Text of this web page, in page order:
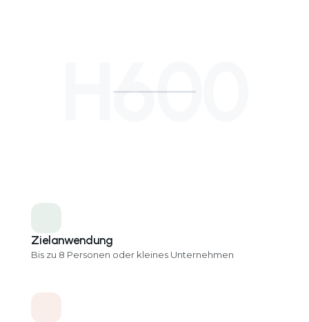
H600
Zielanwendung
Bis zu 8 Personen oder kleines Unternehmen